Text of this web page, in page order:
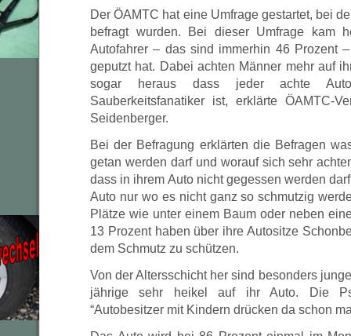
Der ÖAMTC hat eine Umfrage gestartet, bei
befragt wurden. Bei dieser Umfrage kam
Autofahrer – das sind immerhin 46 Prozent
geputzt hat. Dabei achten Männer mehr auf
sogar heraus dass jeder achte
Sauberkeitsfanatiker ist, erklärte ÖAMTC-
Seidenberger.
Bei der Befragung erklärten die Befragen
getan werden darf und worauf sich sehr
dass in ihrem Auto nicht gegessen werden
Auto nur wo es nicht ganz so schmutzig
Plätze wie unter einem Baum oder neben
13 Prozent haben über ihre Autositze
dem Schmutz zu schützen.
Von der Altersschicht her sind besonders
jährige sehr heikel auf ihr Auto. Die
“Autobesitzer mit Kindern drücken da schon